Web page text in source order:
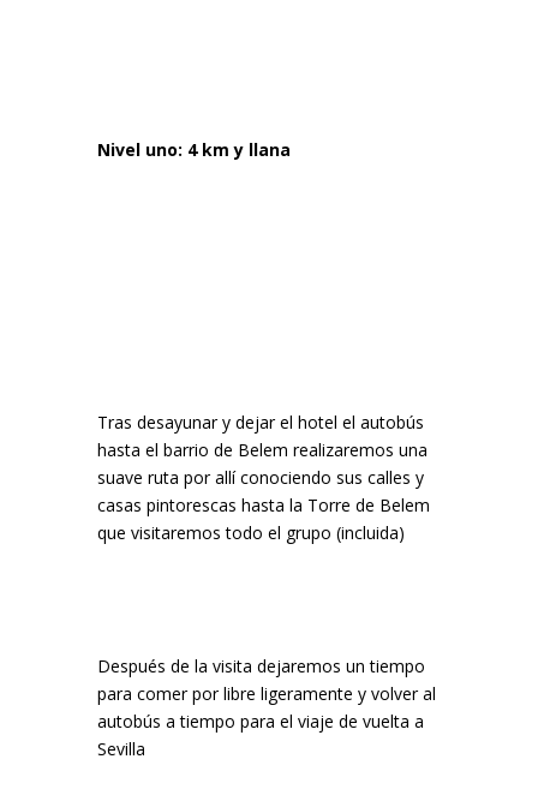
Nivel uno: 4 km y llana
Tras desayunar y dejar el hotel el autobús
hasta el barrio de Belem realizaremos una
suave ruta por allí conociendo sus calles y
casas pintorescas hasta la Torre de Belem
que visitaremos todo el grupo (incluida)
Después de la visita dejaremos un tiempo
para comer por libre ligeramente y volver al
autobús a tiempo para el viaje de vuelta a
Sevilla